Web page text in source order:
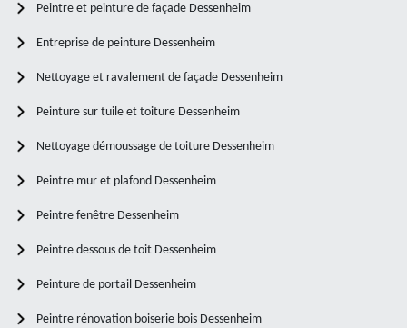
Peintre et peinture de façade Dessenheim
Entreprise de peinture Dessenheim
Nettoyage et ravalement de façade Dessenheim
Peinture sur tuile et toiture Dessenheim
Nettoyage démoussage de toiture Dessenheim
Peintre mur et plafond Dessenheim
Peintre fenêtre Dessenheim
Peintre dessous de toit Dessenheim
Peinture de portail Dessenheim
Peintre rénovation boiserie bois Dessenheim